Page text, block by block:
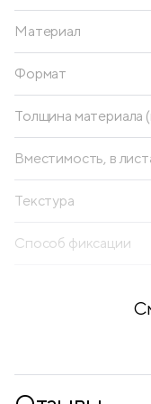
• Цвет папки:
Материал
Формат
Толщина материала
Вместимость, в
Текстура
Способ фиксации
Цвет канта